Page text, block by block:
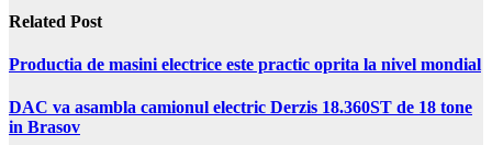
Related Post
Productia de masini electrice este practic oprita la nivel mondial
DAC va asambla camionul electric Derzis 18.360ST de 18 tone
in Brasov